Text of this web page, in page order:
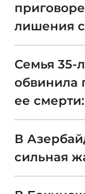
лишения
Семья
обвинила
ее
В
сильная